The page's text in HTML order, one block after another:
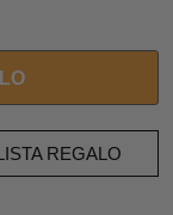
LISTA REGALO